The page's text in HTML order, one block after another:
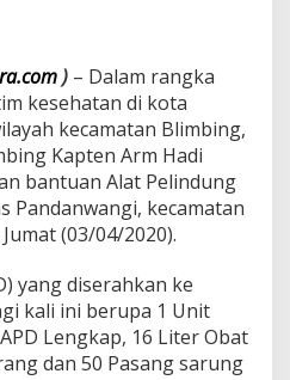
) – Dalam rangka
kesehatan di kota
kecamatan Blimbing,
Kapten Arm Hadi
bantuan Alat Pelindung
Pandanwangi, kecamatan
(03/04/2020).
yang diserahkan ke
kali ini berupa 1 Unit
Lengkap, 16 Liter Obat
dan 50 Pasang sarung